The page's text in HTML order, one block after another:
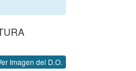
Imagen del D.O.